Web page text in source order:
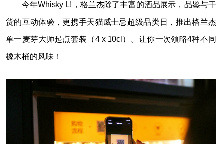
今年Whisky L!，格兰杰除了丰富的酒品展示，品鉴与干
货的互动体验，更携手天猫威士忌超级品类日，推出格兰杰
单一麦芽大师起点套装（4 x 10cl）。让你一次领略4种不同
橡木桶的风味！